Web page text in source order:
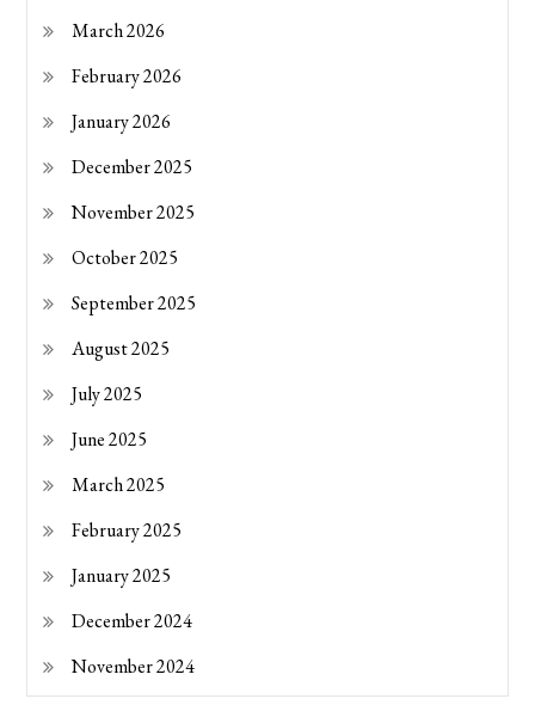
March 2026
February 2026
January 2026
December 2025
November 2025
October 2025
September 2025
August 2025
July 2025
June 2025
March 2025
February 2025
January 2025
December 2024
November 2024